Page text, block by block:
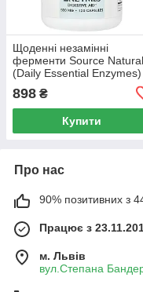
Щоденні незамінні
ферменти Source
(Daily Essential Enzymes)
вегетаріанських капсул
898 ₴
Купити
Про нас
90% позитивних з
Працює з
м. Львів
вул.Степана